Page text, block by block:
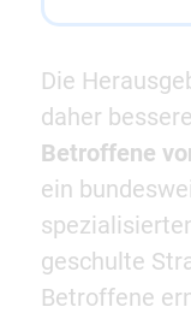
Die
daher bessere
Betroffene
ein
geschulte
Betroffene